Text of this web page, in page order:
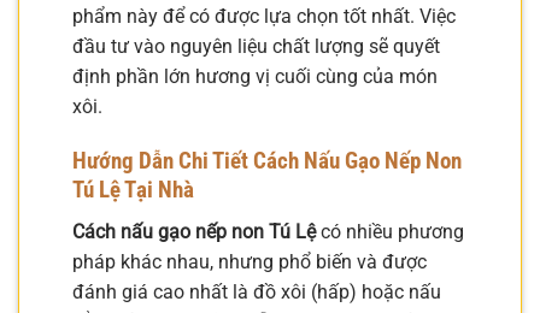
phẩm này để có được lựa chọn tốt nhất. Việc
đầu tư vào nguyên liệu chất lượng sẽ quyết
định phần lớn hương vị cuối cùng của món
xôi.
Hướng Dẫn Chi TiếtCách Nấu Gạo Nếp Non
Tú LệTại Nhà
Cách nấu gạo nếp non Tú Lệcó nhiều phương
pháp khác nhau, nhưng phổ biến và được
đánh giá cao nhất là đồ xôi (hấp) hoặc nấu